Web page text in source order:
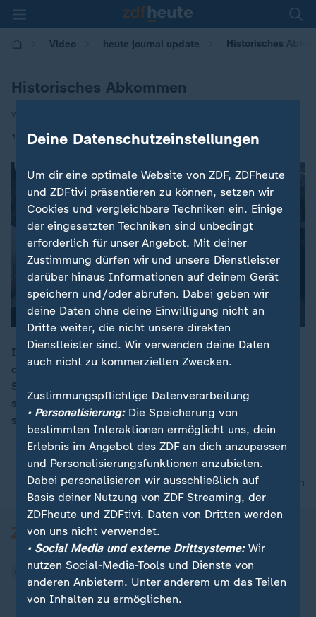
Video heute journal update Historisches
Historisches Abkommen
von Michael Bewerunge
16.09.2020 | 00:35
Israel hat diplomatische Beziehungen mit Bahrain und
den VAE aufgenommen. Proteste gab es im Gaza-
Streifen und im Westjordanland. Viele Palästinenser
sehen die Hoffnung auf einen eigenen Staat
schwinden.
nach oben
Deine Datenschutzeinstellungen
Um dir eine optimale Website von ZDF, ZDFheute
und ZDFtivi präsentieren zu können, setzen wir
Cookies und vergleichbare Techniken ein. Einige
der eingesetzten Techniken sind unbedingt
erforderlich für unser Angebot. Mit deiner
Zustimmung dürfen wir und unsere Dienstleister
darüber hinaus Informationen auf deinem Gerät
speichern und/oder abrufen. Dabei geben wir
deine Daten ohne deine Einwilligung nicht an
Dritte weiter, die nicht unsere direkten
Dienstleister sind. Wir verwenden deine Daten
auch nicht zu kommerziellen Zwecken.
Zustimmungspflichtige Datenverarbeitung
• Personalisierung:Die Speicherung von
bestimmten Interaktionen ermöglicht uns, dein
Erlebnis im Angebot des ZDF an dich anzupassen
und Personalisierungsfunktionen anzubieten.
Dabei personalisieren wir ausschließlich auf
Basis deiner Nutzung von ZDF Streaming, der
ZDFheute und ZDFtivi. Daten von Dritten werden
von uns nicht verwendet.
• Social Media und externe Drittsysteme:Wir
nutzen Social-Media-Tools und Dienste von
anderen Anbietern. Unter anderem um das Teilen
von Inhalten zu ermöglichen.